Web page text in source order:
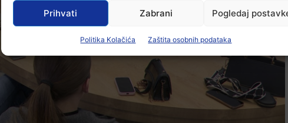
Prihvati Zabrani Pogledaj
Politika Kolačića Zaštita osobnih podataka